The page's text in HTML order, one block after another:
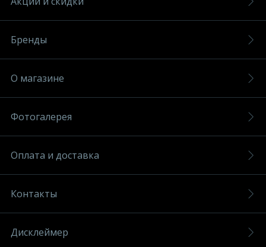
Бренды
О магазине
Фотогалерея
Оплата и доставка
Контакты
Дисклеймер